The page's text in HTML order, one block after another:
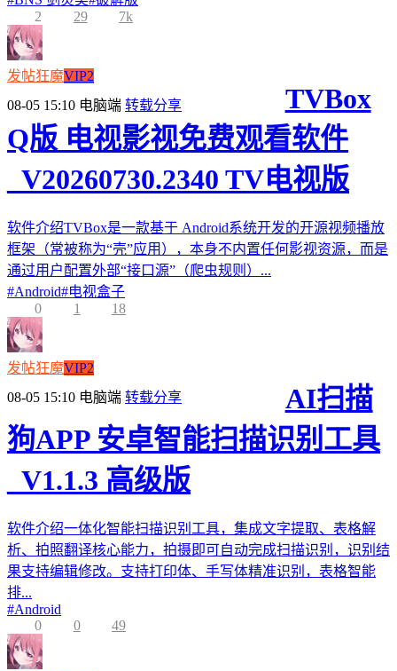
2
29 7k
发帖狂魔VIP2
08-05 15:10 电脑端 转载分享
TVBox
Q版 电视影视免费观看软件
_V20260730.2340 TV电视版
软件介绍TVBox是一款基于 Android系统开发的开源视频播放
框架（常被称为“壳”应用），本身不内置任何影视资源，而是
通过用户配置外部“接口源”（爬虫规则）...
#Android#电视盒子
0
1 18
发帖狂魔VIP2
08-05 15:10 电脑端 转载分享
AI扫描
狗APP 安卓智能扫描识别工具
_V1.1.3 高级版
软件介绍一体化智能扫描识别工具，集成文字提取、表格解
析、拍照翻译核心能力，拍摄即可自动完成扫描识别，识别结
果支持编辑修改。支持打印体、手写体精准识别，表格智能
排...
#Android
0
0 49